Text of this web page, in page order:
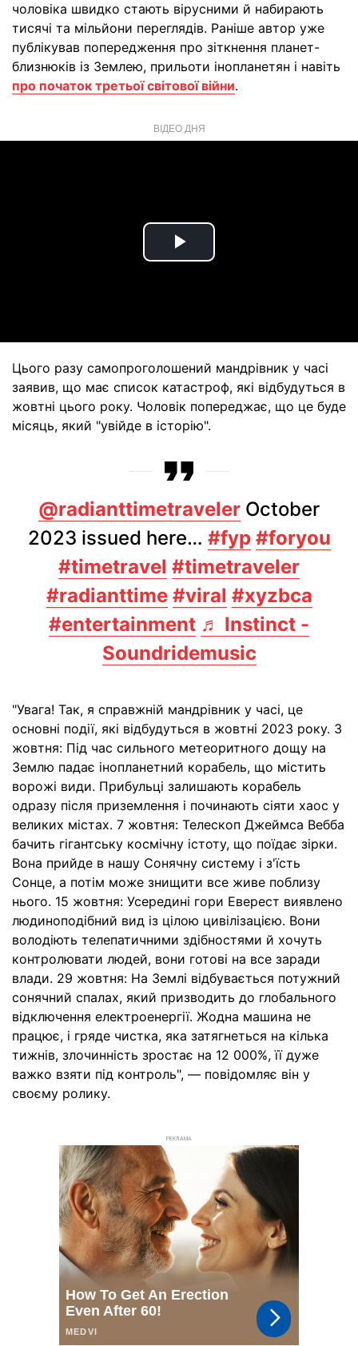
чоловіка швидко стають вірусними й набирають
тисячі та мільйони переглядів. Раніше автор уже
публікував попередження про зіткнення планет-
близнюків із Землею, прильоти інопланетян і навіть
про початок третьої світової війни.
ВІДЕО ДНЯ
Play
Цього разу самопроголошений мандрівник у часі
заявив, що має список катастроф, які відбудуться в
жовтні цього року. Чоловік попереджає, що це буде
місяць, який "увійде в історію".
@radianttimetraveler October
2023 issued here… #fyp #foryou
#timetravel #timetraveler
#radianttime #viral #xyzbca
#entertainment ♬ Instinct -
Soundridemusic
"Увага! Так, я справжній мандрівник у часі, це
основні події, які відбудуться в жовтні 2023 року. 3
жовтня: Під час сильного метеоритного дощу на
Землю падає інопланетний корабель, що містить
ворожі види. Прибульці залишають корабель
одразу після приземлення і починають сіяти хаос у
великих містах. 7 жовтня: Телескоп Джеймса Вебба
бачить гігантську космічну істоту, що поїдає зірки.
Вона прийде в нашу Сонячну систему і з'їсть
Сонце, а потім може знищити все живе поблизу
нього. 15 жовтня: Усередині гори Еверест виявлено
людиноподібний вид із цілою цивілізацією. Вони
володіють телепатичними здібностями й хочуть
контролювати людей, вони готові на все заради
влади. 29 жовтня: На Землі відбувається потужний
сонячний спалах, який призводить до глобального
відключення електроенергії. Жодна машина не
працює, і гряде чистка, яка затягнеться на кілька
тижнів, злочинність зростає на 12 000%, її дуже
важко взяти під контроль", — повідомляє він у
своєму ролику.
РЕКЛАМА